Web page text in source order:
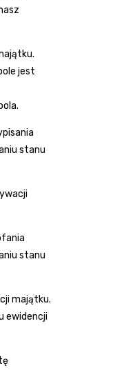
jest
stanu
stanu
majątku.
ewidencji